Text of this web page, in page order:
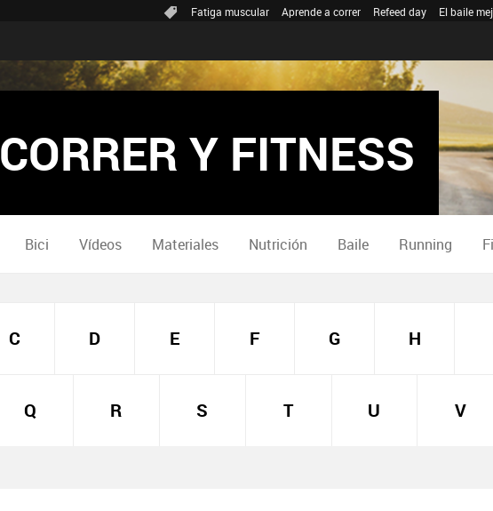
Fatiga muscular Aprende a correr Refeed day El baile
CORRER Y FITNESS
Bici Vídeos Materiales Nutrición Baile Running
C D E F G H
Q R S T U V